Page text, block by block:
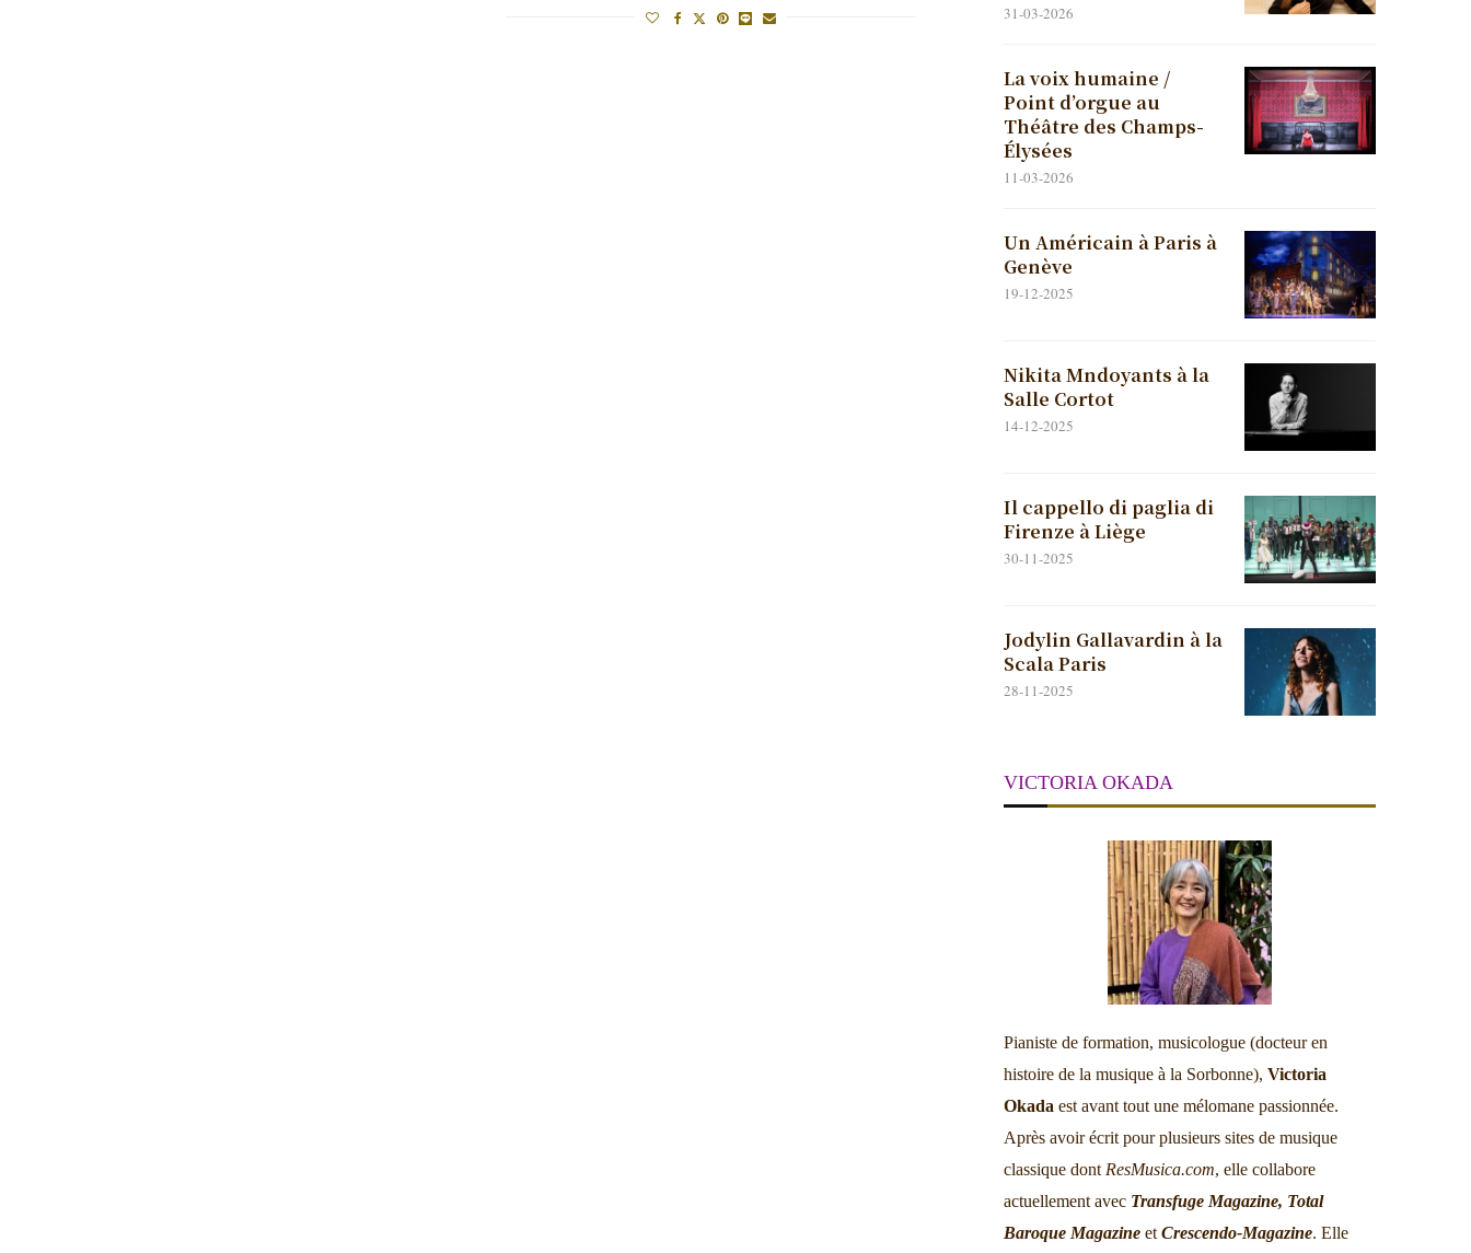
31-03-2026
La voix humaine /
Point d’orgue au
Théâtre des Champs-
Élysées
11-03-2026
Un Américain à Paris à
Genève
19-12-2025
Nikita Mndoyants à la
Salle Cortot
14-12-2025
Il cappello di paglia di
Firenze à Liège
30-11-2025
Jodylin Gallavardin à la
Scala Paris
28-11-2025
VICTORIA OKADA
Pianiste de formation, musicologue (docteur en
histoire de la musique à la Sorbonne), Victoria
Okada est avant tout une mélomane passionnée.
Après avoir écrit pour plusieurs sites de musique
classique dont ResMusica.com, elle collabore
actuellement avec Transfuge Magazine, Total
Baroque Magazine et Crescendo-Magazine. Elle